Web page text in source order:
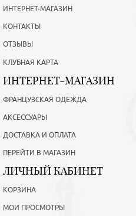
ИНТЕРНЕТ-МАГАЗИН
КОНТАКТЫ
ОТЗЫВЫ
КЛУБНАЯ КАРТА
ИНТЕРНЕТ-МАГАЗИН
ФРАНЦУЗСКАЯ ОДЕЖДА
АКСЕССУАРЫ
ДОСТАВКА И ОПЛАТА
ПЕРЕЙТИ В МАГАЗИН
ЛИЧНЫЙ КАБИНЕТ
КОРЗИНА
МОИ ПРОСМОТРЫ